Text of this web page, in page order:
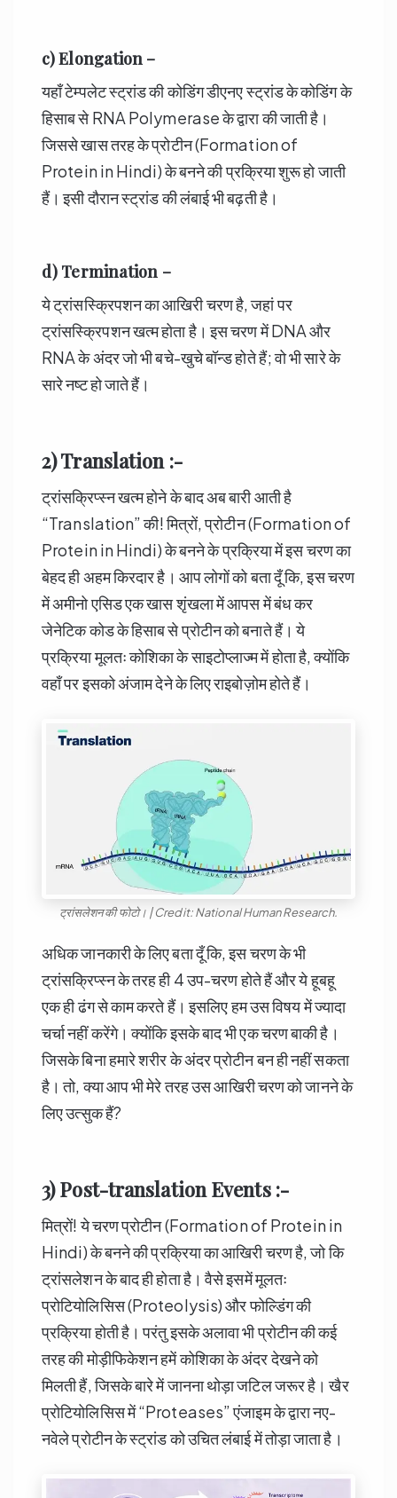
c) Elongation –
यहाँ टेम्पलेट स्ट्रांड की कोडिंग डीएनए स्ट्रांड के कोडिंग के
हिसाब से RNA Polymerase के द्वारा की जाती है।
जिससे खास तरह के प्रोटीन (Formation of
Protein in Hindi) के बनने की प्रक्रिया शुरू हो जाती
हैं। इसी दौरान स्ट्रांड की लंबाई भी बढ़ती है।
d) Termination –
ये ट्रांसस्क्रिपशन का आखिरी चरण है, जहां पर
ट्रांसस्क्रिपशन खत्म होता है। इस चरण में DNA और
RNA के अंदर जो भी बचे-खुचे बॉन्ड होते हैं; वो भी सारे के
सारे नष्ट हो जाते हैं।
2) Translation :-
ट्रांसक्रिप्स्न खत्म होने के बाद अब बारी आती है
“Translation” की! मित्रों, प्रोटीन (Formation of
Protein in Hindi) के बनने के प्रक्रिया में इस चरण का
बेहद ही अहम किरदार है। आप लोगों को बता दूँ कि, इस चरण
में अमीनो एसिड एक खास शृंखला में आपस में बंध कर
जेनेटिक कोड के हिसाब से प्रोटीन को बनाते हैं। ये
प्रक्रिया मूलतः कोशिका के साइटोप्लाज्म में होता है, क्योंकि
वहाँ पर इसको अंजाम देने के लिए राइबोज़ोम होते हैं।
ट्रांसलेशन की फोटो। | Credit: National Human Research.
अधिक जानकारी के लिए बता दूँ कि, इस चरण के भी
ट्रांसक्रिप्स्न के तरह ही 4 उप-चरण होते हैं और ये हूबहू
एक ही ढंग से काम करते हैं। इसलिए हम उस विषय में ज्यादा
चर्चा नहीं करेंगे। क्योंकि इसके बाद भी एक चरण बाकी है।
जिसके बिना हमारे शरीर के अंदर प्रोटीन बन ही नहीं सकता
है। तो, क्या आप भी मेरे तरह उस आखिरी चरण को जानने के
लिए उत्सुक हैं?
3) Post-translation Events :-
मित्रों! ये चरण प्रोटीन (Formation of Protein in
Hindi) के बनने की प्रक्रिया का आखिरी चरण है, जो कि
ट्रांसलेशन के बाद ही होता है। वैसे इसमें मूलतः
प्रोटियोलिसिस (Proteolysis) और फोल्डिंग की
प्रक्रिया होती है। परंतु इसके अलावा भी प्रोटीन की कई
तरह की मोड़ीफिकेशन हमें कोशिका के अंदर देखने को
मिलती हैं, जिसके बारे में जानना थोड़ा जटिल जरूर है। खैर
प्रोटियोलिसिस में “Proteases” एंजाइम के द्वारा नए-
नवेले प्रोटीन के स्ट्रांड को उचित लंबाई में तोड़ा जाता है।